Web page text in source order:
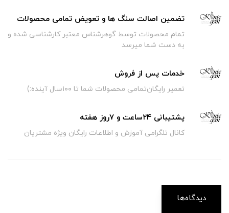
تضمین اصالت سنگ ها و تعویض تمامی محصولات
تمام محصولات توسط گوهرشناس معتبر کارشناسی شده و
به دست شما میرسد
خدمات پس از فروش
تعمیر رایگان‌تمامی محصولات شما تا ۱۰۰سال آینده:)
پشتیبانی ۲۴ساعت و ۷روز هفته
کانال تلگرامی آموزش و اطلاعات رایگان ویژه مشتریان
دیدگاه‌ها